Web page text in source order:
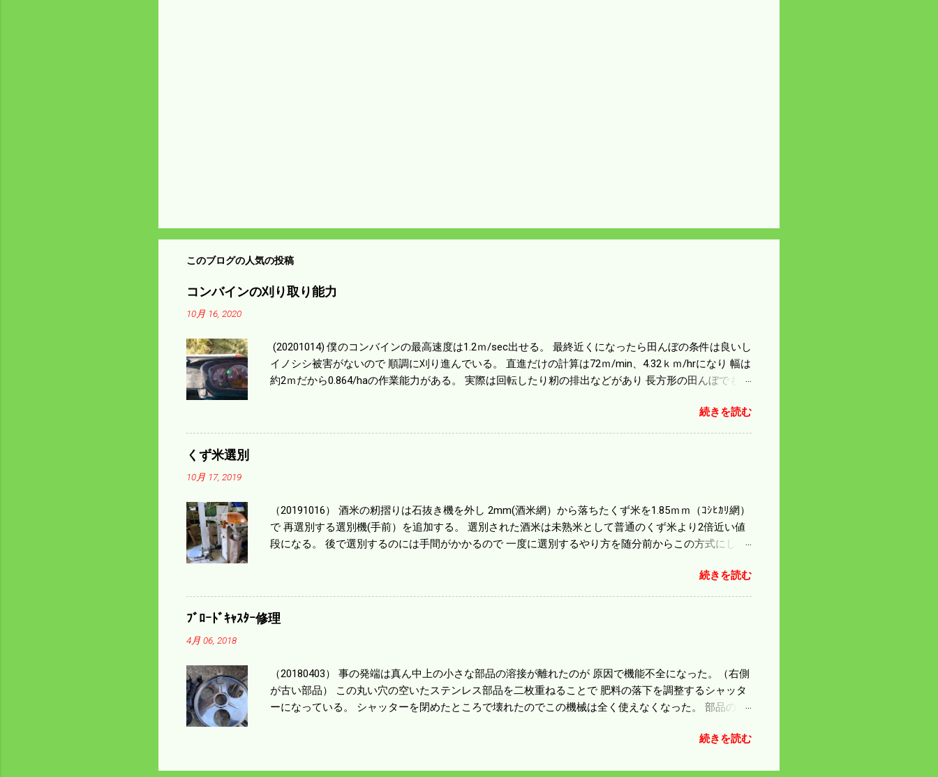
このブログの人気の投稿
コンバインの刈り取り能力
10月 16, 2020
(20201014) 僕のコンバインの最高速度は1.2ｍ/sec出せる。 最終近くになったら田んぼの条件は良いし
イノシシ被害がないので 順調に刈り進んでいる。 直進だけの計算は72ｍ/min、4.32ｋｍ/hrになり 幅は
約2ｍだから0.864/haの作業能力がある。 実際は回転したり籾の排出などがあり 長方形の田んぼでも
ｃｍ速いのがあったが 籾の運搬や乾燥機の容量、籾摺りの能力などのバランスの問題で 今の機種で満
足している。 というより買った時はまだ耕作面積が少なく手が出せ 無かったのが本音だ。 4条刈りで
続きを読む
くず米選別
10月 17, 2019
（20191016） 酒米の籾摺りは石抜き機を外し 2mm(酒米網）から落ちたくず米を1.85ｍｍ（ｺｼﾋｶﾘ網）
で 再選別する選別機(手前）を追加する。 選別された酒米は未熟米として普通のくず米より2倍近い値
段になる。 後で選別するのには手間がかかるので 一度に選別するやり方を随分前からこの方式にし
る。 籾摺りをしていてくず米の袋の交換はラインを止めるほど忙しい。 広島県の作況指数は98だとい
う。 実感としては90が正しいと思うが こんな年はくず米が多い。 食協という米を扱う会社の社員が言
っていた。 今年は7月の日照不足と8月の酷暑、あげくウンカの被害と トリプルパンチで米が不足して
いるという。 僕はウンカの被害は免れたがイノシシの被害が目立つ。 僕の最終作況指数はどんなこと
続きを読む
ﾌﾞﾛｰﾄﾞｷｬｽﾀｰ修理
4月 06, 2018
（20180403） 事の発端は真ん中上の小さな部品の溶接が離れたのが 原因で機能不全になった。（右側
が古い部品） この丸い穴の空いたステンレス部品を二枚重ねることで 肥料の落下を調整するシャッタ
ーになっている。 シャッターを閉めたところで壊れたのでこの機械は全く使えなくなった。 部品のス
く高い部品だ。 不満はあるが本体を買うことを思えば安いもので精神衛生上 納得したことにして今日
い。 4か月遊んで暮らしたつけが来たようだ。 これからは農閑期でも体を鍛える必要がありそうだ。
続きを読む